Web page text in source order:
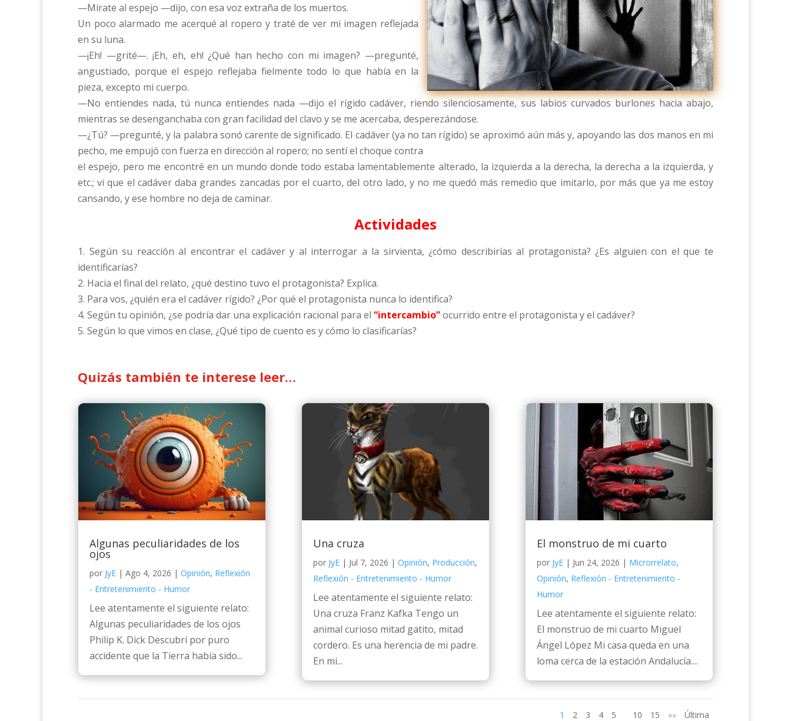
—Mírate al espejo —dijo, con esa voz extraña de los muertos.
Un poco alarmado me acerqué al ropero y traté de ver mi imagen reflejada
en su luna.
—¡Eh! —grité—. ¡Eh, eh, eh! ¿Qué han hecho con mi imagen? —pregunté,
angustiado, porque el espejo reflejaba fielmente todo lo que había en la
pieza, excepto mi cuerpo.
—No entiendes nada, tú nunca entiendes nada —dijo el rígido cadáver, riendo silenciosamente, sus labios curvados burlones hacia abajo,
mientras se desenganchaba con gran facilidad del clavo y se me acercaba, desperezándose.
—¿Tú? —pregunté, y la palabra sonó carente de significado. El cadáver (ya no tan rígido) se aproximó aún más y, apoyando las dos manos en mi
pecho, me empujó con fuerza en dirección al ropero; no sentí el choque contra
el espejo, pero me encontré en un mundo donde todo estaba lamentablemente alterado, la izquierda a la derecha, la derecha a la izquierda, y
etc.; vi que el cadáver daba grandes zancadas por el cuarto, del otro lado, y no me quedó más remedio que imitarlo, por más que ya me estoy
cansando, y ese hombre no deja de caminar.
Actividades
1. Según su reacción al encontrar el cadáver y al interrogar a la sirvienta, ¿cómo describirías al protagonista? ¿Es alguien con el que te
identificarías?
2. Hacia el final del relato, ¿qué destino tuvo el protagonista? Explica.
3. Para vos, ¿quién era el cadáver rígido? ¿Por qué el protagonista nunca lo identifica?
4. Según tu opinión, ¿se podría dar una explicación racional para el “intercambio”ocurrido entre el protagonista y el cadáver?
5. Según lo que vimos en clase, ¿Qué tipo de cuento es y cómo lo clasificarías?
Quizás también te interese leer…
Algunas peculiaridades de los
ojos
por JyE | Ago 4, 2026 | Opinión, Reflexión
- Entretenimiento - Humor
Lee atentamente el siguiente relato:
Algunas peculiaridades de los ojos
Philip K. Dick Descubrí por puro
accidente que la Tierra había sido...
Una cruza
por JyE| Jul 7, 2026 | Opinión, Producción,
Reflexión - Entretenimiento - Humor
Lee atentamente el siguiente relato:
Una cruza Franz Kafka Tengo un
animal curioso mitad gatito, mitad
cordero. Es una herencia de mi padre.
En mi...
El monstruo de mi cuarto
por JyE| Jun 24, 2026 | Microrrelato,
Opinión, Reflexión - Entretenimiento -
Humor
Lee atentamente el siguiente relato:
El monstruo de mi cuarto Miguel
Ángel López Mi casa queda en una
loma cerca de la estación Andalucía....
1 2 3 4 5 10 15 »» Última